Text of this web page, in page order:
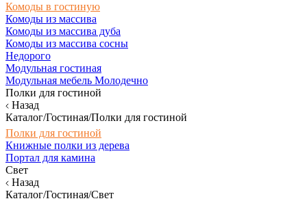
Комоды в гостиную
Комоды из массива
Комоды из массива дуба
Комоды из массива сосны
Недорого
Модульная гостиная
Модульная мебель Молодечно
Полки для гостиной
Назад
Каталог/Гостиная/Полки для гостиной
Полки для гостиной
Книжные полки из дерева
Портал для камина
Свет
Назад
Каталог/Гостиная/Свет